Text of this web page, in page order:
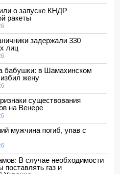
о запуске КНДР
ракеты
задержали 330
лиц
бабушки: в Шамахинском
жену
существования
на Венере
мужчина погиб, упав с
В случае необходимости
газ и